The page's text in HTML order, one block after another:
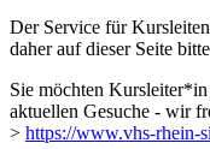
Der Service für
daher auf dieser Seite
Sie möchten
aktuellen Gesuche - wir
> https://www.vhs-rhein-